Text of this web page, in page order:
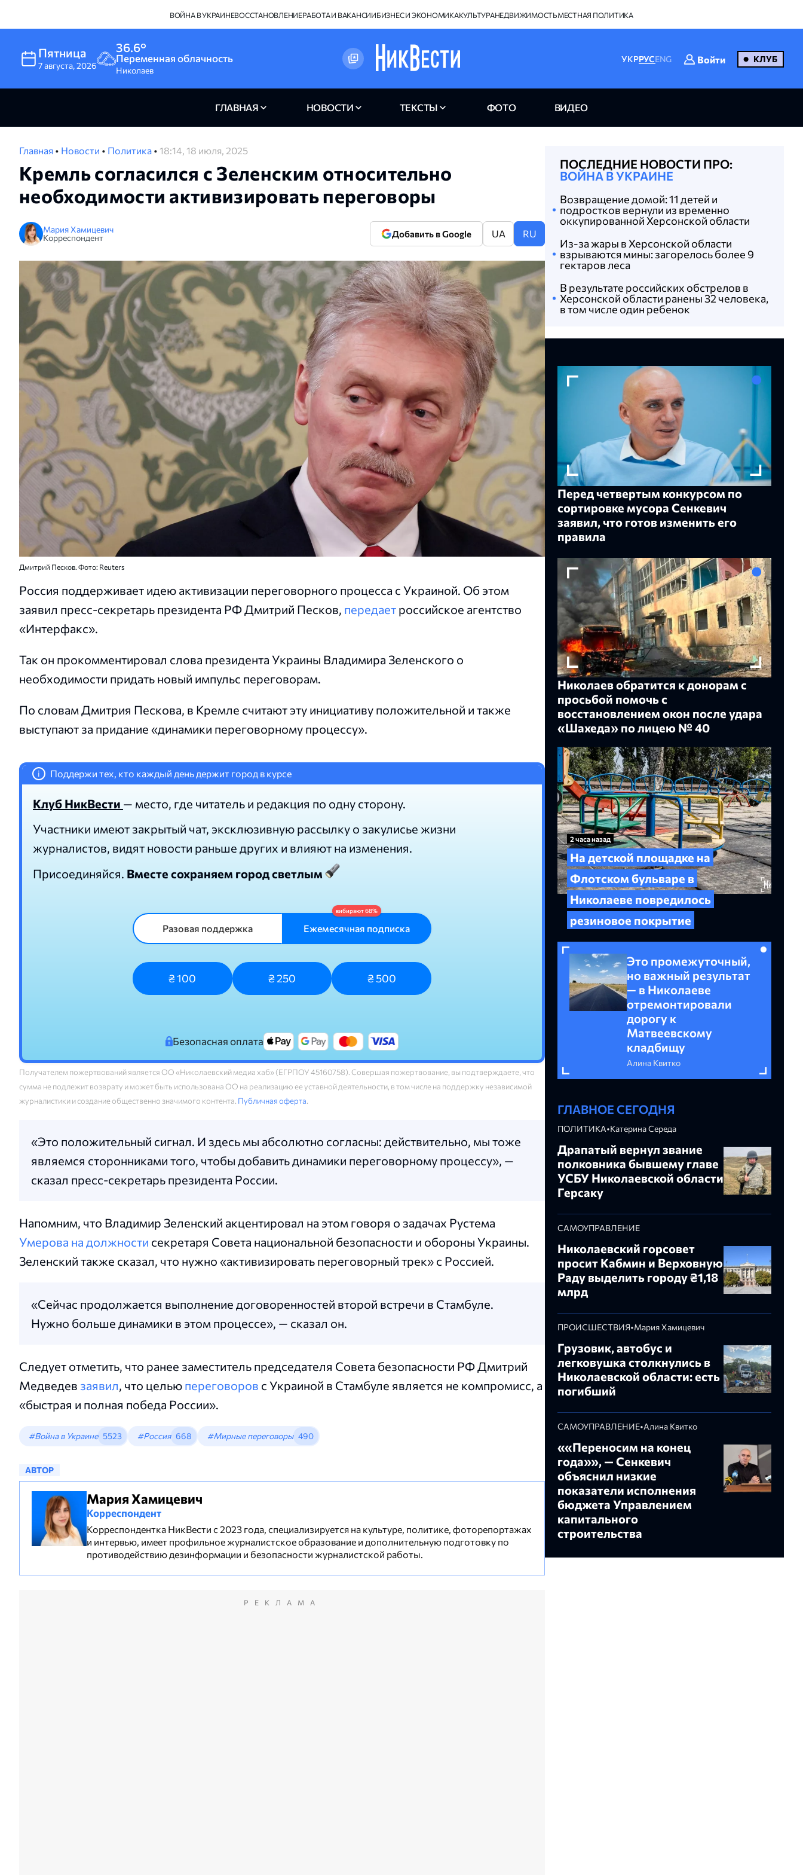
ВОЙНА В УКРАИНЕВОССТАНОВЛЕНИЕРАБОТА И ВАКАНСИИБИЗНЕС И ЭКОНОМИКАКУЛЬТУРАНЕДВИЖИМОСТЬМЕСТНАЯ ПОЛИТИКА
Пятница
7августа,2026
36.6°
Переменная облачность
Николаев
УКРРУСENG Войти КЛУБ
ГЛАВНАЯ НОВОСТИ ТЕКСТЫ ФОТО ВИДЕО
Главная • Новости • Политика • 18:14, 18 июля, 2025
Кремль согласился с Зеленским относительно
необходимости активизировать переговоры
Мария Хамицевич
Корреспондент
Добавить в Google UA RU
Дмитрий Песков. Фото: Reuters
Россия поддерживает идею активизации переговорного процесса с Украиной. Об этом
заявил пресс-секретарь президента РФ Дмитрий Песков, передает российское агентство
«Интерфакс».
Так он прокомментировал слова президента Украины Владимира Зеленского о
необходимости придать новый импульс переговорам.
По словам Дмитрия Пескова, в Кремле считают эту инициативу положительной и также
выступают за придание «динамики переговорному процессу».
i Поддержи тех, кто каждый день держит город в курсе
Клуб НикВести — место, где читатель и редакция по одну сторону.
Участники имеют закрытый чат, эксклюзивную рассылку о закулисье жизни
журналистов, видят новости раньше других и влияют на изменения.
Присоединяйся. Вместе сохраняем город светлым
Разовая поддержка Ежемесячная подписка
₴ 100 ₴ 250 ₴ 500
Безопасная оплата
Получателем пожертвований является ОО «Николаевский медиа хаб» (ЕГРПОУ 45160758). Совершая пожертвование, вы подтверждаете, что
сумма не подлежит возврату и может быть использована ОО на реализацию ее уставной деятельности, в том числе на поддержку независимой
журналистики и создание общественно значимого контента. Публичная оферта.
«Это положительный сигнал. И здесь мы абсолютно согласны: действительно, мы тоже
являемся сторонниками того, чтобы добавить динамики переговорному процессу», —
сказал пресс-секретарь президента России.
Напомним, что Владимир Зеленский акцентировал на этом говоря о задачах Рустема
Умерова на должности секретаря Совета национальной безопасности и обороны Украины.
Зеленский также сказал, что нужно «активизировать переговорный трек» с Россией.
«Сейчас продолжается выполнение договоренностей второй встречи в Стамбуле.
Нужно больше динамики в этом процессе», — сказал он.
Следует отметить, что ранее заместитель председателя Совета безопасности РФ Дмитрий
Медведев заявил, что целью переговоров с Украиной в Стамбуле является не компромисс, а
«быстрая и полная победа России».
#Война в Украине 5523 #Россия 668 #Мирные переговоры 490
АВТОР
Мария Хамицевич
Корреспондент
Корреспондентка НикВести с 2023 года, специализируется на культуре, политике, фоторепортажах
и интервью, имеет профильное журналистское образование и дополнительную подготовку по
противодействию дезинформации и безопасности журналистской работы.
РЕКЛАМА
ПОСЛЕДНИЕ НОВОСТИ ПРО:
ВОЙНА В УКРАИНЕ
Возвращение домой: 11 детей и
подростков вернули из временно
оккупированной Херсонской области
Из-за жары в Херсонской области
взрываются мины: загорелось более 9
гектаров леса
В результате российских обстрелов в
Херсонской области ранены 32 человека,
в том числе один ребенок
Перед четвертым конкурсом по
сортировке мусора Сенкевич
заявил, что готов изменить его
правила
Николаев обратится к донорам с
просьбой помочь с
восстановлением окон после удара
«Шахеда» по лицею № 40
2 часа назад
На детской площадке на
Флотском бульваре в
Николаеве повредилось
резиновое покрытие
Это промежуточный,
но важный результат
— в Николаеве
отремонтировали
дорогу к
Матвеевскому
кладбищу
Алина Квитко
ГЛАВНОЕ СЕГОДНЯ
ПОЛИТИКА•Катерина Середа
Драпатый вернул звание
полковника бывшему главе
УСБУ Николаевской области
Герсаку
САМОУПРАВЛЕНИЕ
Николаевский горсовет
просит Кабмин и Верховную
Раду выделить городу ₴1,18
млрд
ПРОИСШЕСТВИЯ•Мария Хамицевич
Грузовик, автобус и
легковушка столкнулись в
Николаевской области: есть
погибший
САМОУПРАВЛЕНИЕ•Алина Квитко
««Переносим на конец
года»», — Сенкевич
объяснил низкие
показатели исполнения
бюджета Управлением
капитального
строительства